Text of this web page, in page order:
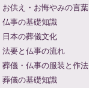
お供え・お悔やみの言葉
仏事の基礎知識
日本の葬儀文化
法要と仏事の流れ
葬儀・仏事の服装と作法
葬儀の基礎知識